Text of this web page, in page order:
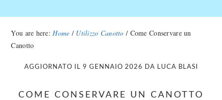
You are here:Home / Utilizzo Canotto / Come Conservare un
Canotto
AGGIORNATO IL 9 GENNAIO 2026 DA LUCA BLASI
COME CONSERVARE UN CANOTTO